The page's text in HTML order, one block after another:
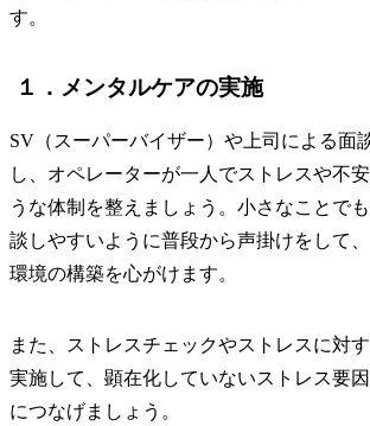
す。
１．メンタルケアの実施
SV（スーパーバイザー）や上司による面
し、オペレーターが一人でストレスや不
うな体制を整えましょう。小さなことで
談しやすいように普段から声掛けをして
環境の構築を心がけます。
また、ストレスチェックやストレスに対
実施して、顕在化していないストレス要
につなげましょう。